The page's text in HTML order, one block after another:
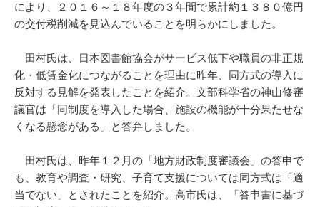
により、２０１６～１８年度の３年間で累計約１３８０億円
の交付税削減を見込んでいることを明らかにしました。
田村氏は、日本図書館協会がサービス低下や職員の非正規
化・低賃金化につながることを理由に昨年、同方式の導入に
反対する見解を発表したことを紹介。文部科学省の神山修審
議官は「同制度を導入した場合、施設の機能が十分果たせな
くなる懸念がある」と答弁しました。
田村氏は、昨年１２月の「地方財政制度審議会」の答申で
も、教育や調査・研究、子育て支援については同方式は「適
当でない」とされたことを紹介。高市氏は、「答申書に基づ